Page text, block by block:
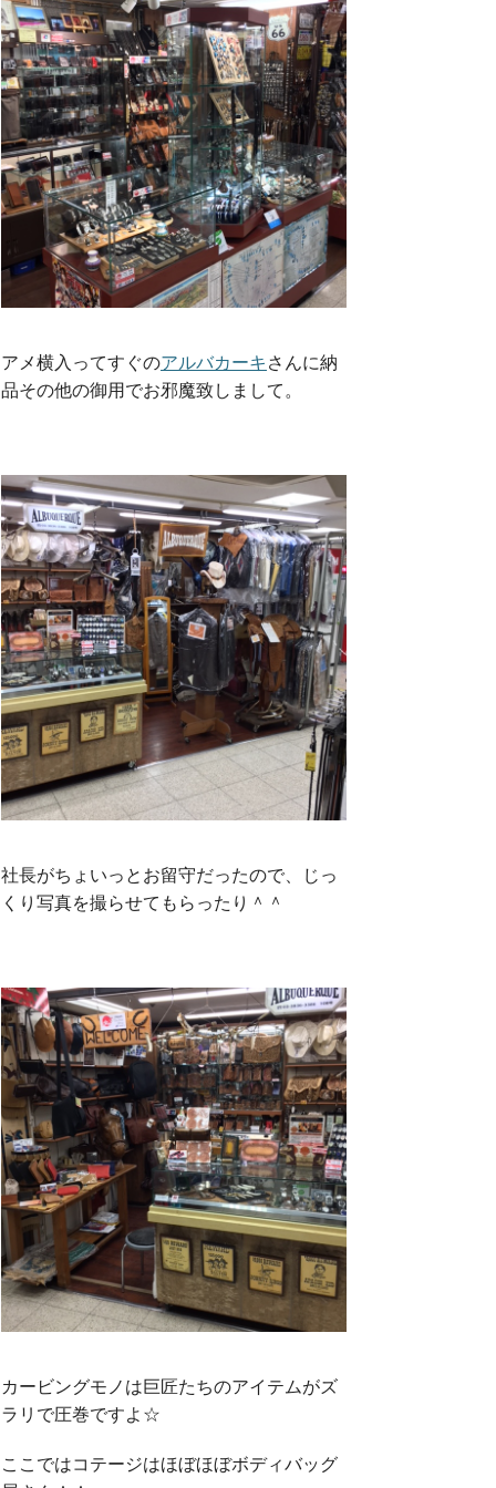
アメ横入ってすぐのアルバカーキさんに納
品その他の御用でお邪魔致しまして。
社長がちょいっとお留守だったので、じっ
くり写真を撮らせてもらったり＾＾
カービングモノは巨匠たちのアイテムがズ
ラリで圧巻ですよ☆
ここではコテージはほぼほぼボディバッグ